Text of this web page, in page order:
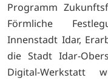
Programm
Förmliche
Innenstadt Idar,
die Stadt Idar-
Digital-Werkstatt